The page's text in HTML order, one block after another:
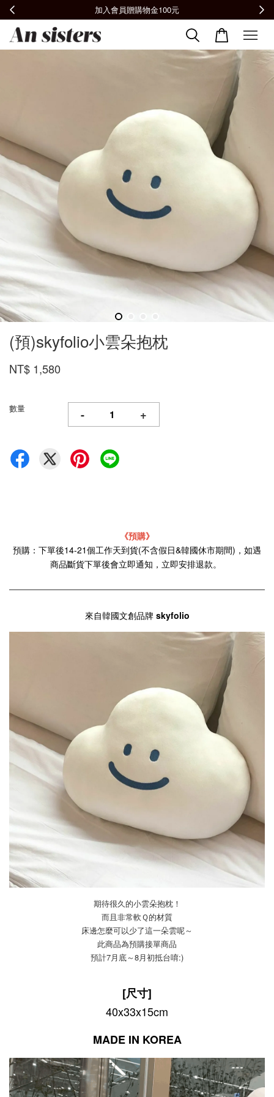
全館滿2000免運📦
(預)skyfolio小雲朵抱枕
NT$ 1,580
數量 - +
《預購》
預購：下單後14-21個工作天到貨(不含假日&韓國休市期間)，如遇
商品斷貨下單後會立即通知，立即安排退款。
來自韓國文創品牌 skyfolio
期待很久的小雲朵抱枕！
而且非常軟Ｑ的材質
床邊怎麼可以少了這一朵雲呢～
此商品為預購接單商品
預計7月底～8月初抵台唷:)
[尺寸]
40x33x15cm
MADE IN KOREA